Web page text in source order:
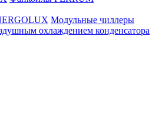
Модульные чиллеры
охлаждением конденсатора